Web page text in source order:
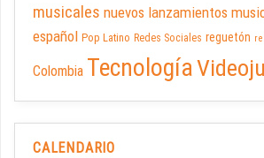
musicales nuevos lanzamientos
español Pop Latino Redes Sociales reguetón
Colombia Tecnología
CALENDARIO